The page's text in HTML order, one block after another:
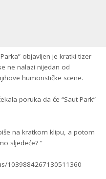
objavljen je kratki tizer
ne nalazi nijedan od
humorističke scene.
poruka da će “Saut Park”
na kratkom klipu, a potom
sljedeće? ”
1039884267130511360